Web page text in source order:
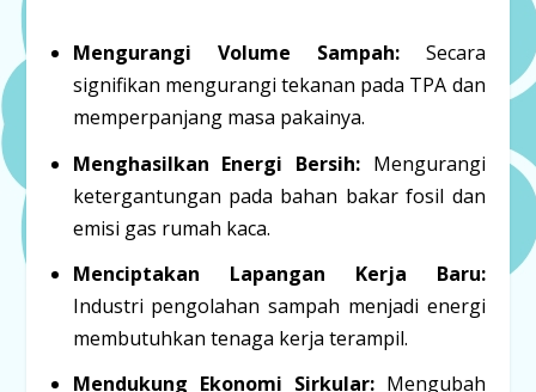
Mengurangi Volume Sampah:Secara
signifikan mengurangi tekanan pada TPA dan
memperpanjang masa pakainya.
Menghasilkan Energi Bersih:Mengurangi
ketergantungan pada bahan bakar fosil dan
emisi gas rumah kaca.
Menciptakan Lapangan Kerja Baru:
Industri pengolahan sampah menjadi energi
membutuhkan tenaga kerja terampil.
Mendukung Ekonomi Sirkular:Mengubah